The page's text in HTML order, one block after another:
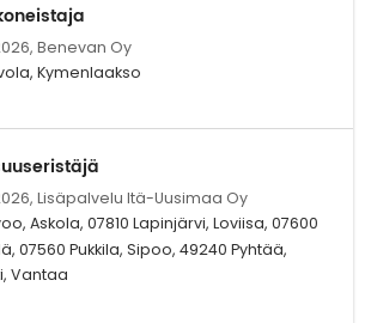
Benevan Oy
Kymenlaakso
Lisäpalvelu Itä-Uusimaa Oy
Askola, 07810 Lapinjärvi, Loviisa, 07600
07560 Pukkila, Sipoo, 49240 Pyhtää,
Vantaa